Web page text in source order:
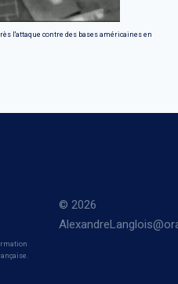
l'attaque contre des bases américaines en
© 2026